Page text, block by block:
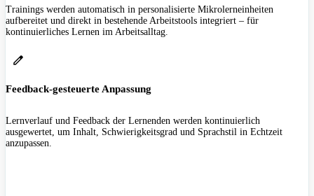
Trainings werden automatisch in personalisierte Mikrolerneinheiten
aufbereitet und direkt in bestehende Arbeitstools integriert – für
kontinuierliches Lernen im Arbeitsalltag.
Feedback-gesteuerte Anpassung
Lernverlauf und Feedback der Lernenden werden kontinuierlich
ausgewertet, um Inhalt, Schwierigkeitsgrad und Sprachstil in Echtzeit
anzupassen.